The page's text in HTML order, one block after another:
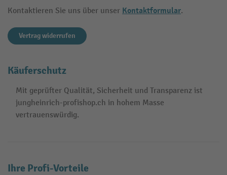
Kontaktieren Sie uns über unser Kontaktformular.
Vertrag widerrufen
Käuferschutz
Mit geprüfter Qualität, Sicherheit und Transparenz ist
jungheinrich-profishop.ch in hohem Masse
vertrauenswürdig.
Ihre Profi-Vorteile